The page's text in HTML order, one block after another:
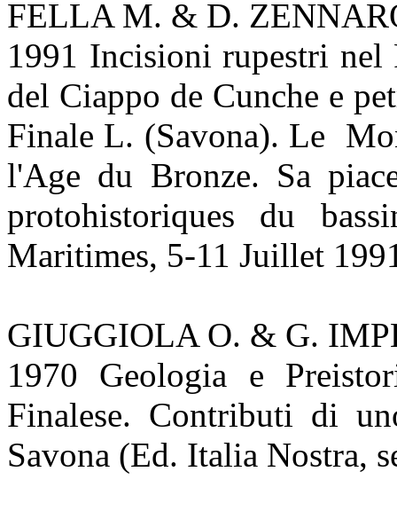
FELLA M. & D.
1991 Incisioni rupestri nel
del Ciappo de Cunche e
Finale L. (Savona). Le
l'Age du Bronze. Sa
protohistoriques du
Maritimes, 5-11 Juillet
GIUGGIOLA O. & G.
1970 Geologia e
Finalese. Contributi di
Savona (Ed. Italia Nostra,